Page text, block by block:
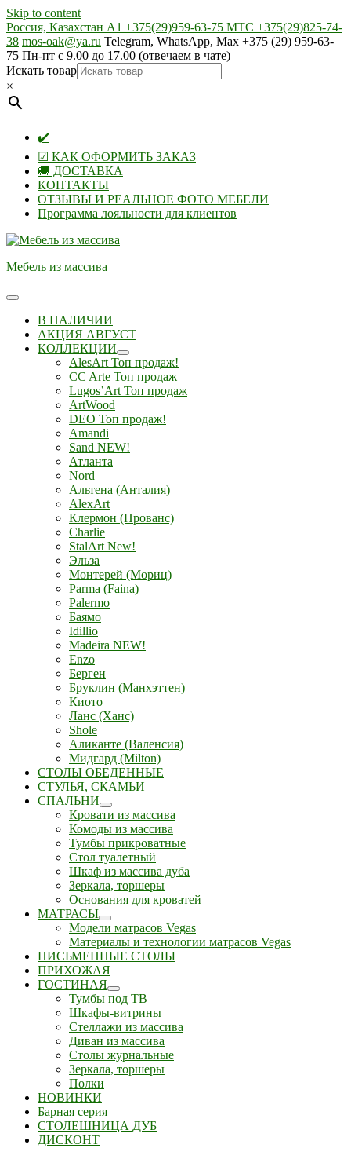
Skip to content
Россия, Казахстан А1 +375(29)959-63-75 МТС +375(29)825-74-
38 mos-oak@ya.ru Telegram, WhatsApp, Max +375 (29) 959-63-
75 Пн-пт с 9.00 до 17.00 (отвечаем в чате)
Искать товар
×
✔️
☑ КАК ОФОРМИТЬ ЗАКАЗ
🚚 ДОСТАВКА
КОНТАКТЫ
ОТЗЫВЫ И РЕАЛЬНОЕ ФОТО МЕБЕЛИ
Программа лояльности для клиентов
Мебель из массива
В НАЛИЧИИ
АКЦИЯ АВГУСТ
КОЛЛЕКЦИИ
AlesArt Топ продаж!
CC Arte Топ продаж
Lugos’Art Топ продаж
ArtWood
DEO Топ продаж!
Amandi
Sand NEW!
Атланта
Nord
Альтена (Анталия)
AlexArt
Клермон (Прованс)
Charlie
StalArt New!
Эльза
Монтерей (Мориц)
Parma (Faina)
Palermo
Баямо
Idillio
Madeira NEW!
Enzo
Берген
Бруклин (Манхэттен)
Киото
Ланс (Ханс)
Shole
Аликанте (Валенсия)
Мидгард (Milton)
СТОЛЫ ОБЕДЕННЫЕ
СТУЛЬЯ, СКАМЬИ
СПАЛЬНИ
Кровати из массива
Комоды из массива
Тумбы прикроватные
Стол туалетный
Шкаф из массива дуба
Зеркала, торшеры
Основания для кроватей
МАТРАСЫ
Модели матрасов Vegas
Материалы и технологии матрасов Vegas
ПИСЬМЕННЫЕ СТОЛЫ
ПРИХОЖАЯ
ГОСТИНАЯ
Тумбы под ТВ
Шкафы-витрины
Стеллажи из массива
Диван из массива
Столы журнальные
Зеркала, торшеры
Полки
НОВИНКИ
Барная серия
СТОЛЕШНИЦА ДУБ
ДИСКОНТ